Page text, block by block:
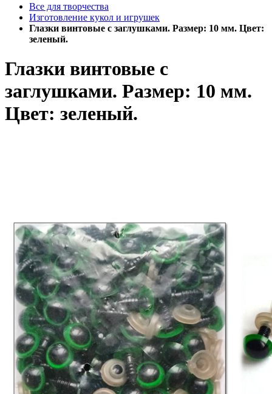
Все для творчества
Изготовление кукол и игрушек
Глазки винтовые с заглушками. Размер: 10 мм. Цвет:
зеленый.
Глазки винтовые с
заглушками. Размер: 10 мм.
Цвет: зеленый.